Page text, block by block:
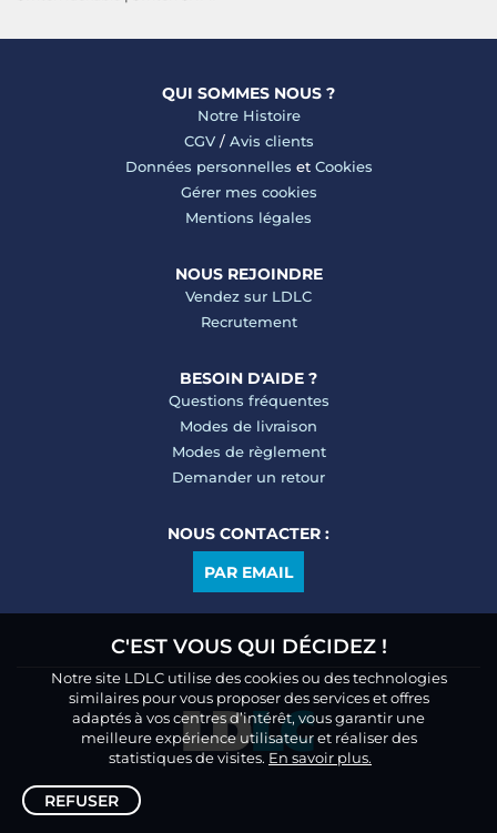
C'EST VOUS QUI DÉCIDEZ !
Notre site LDLC utilise des cookies ou des technologies
similaires pour vous proposer des services et offres
adaptés à vos centres d’intérêt, vous garantir une
meilleure expérience utilisateur et réaliser des
statistiques de visites. En savoir plus.
REFUSER
QUI SOMMES NOUS ?
Notre Histoire
CGV/ Avis clients
Données personnelles et Cookies
Gérer mes cookies
Mentions légales
NOUS REJOINDRE
Vendez sur LDLC
Recrutement
BESOIN D'AIDE ?
Questions fréquentes
Modes de livraison
Modes de règlement
Demander un retour
NOUS CONTACTER :
PAR EMAIL